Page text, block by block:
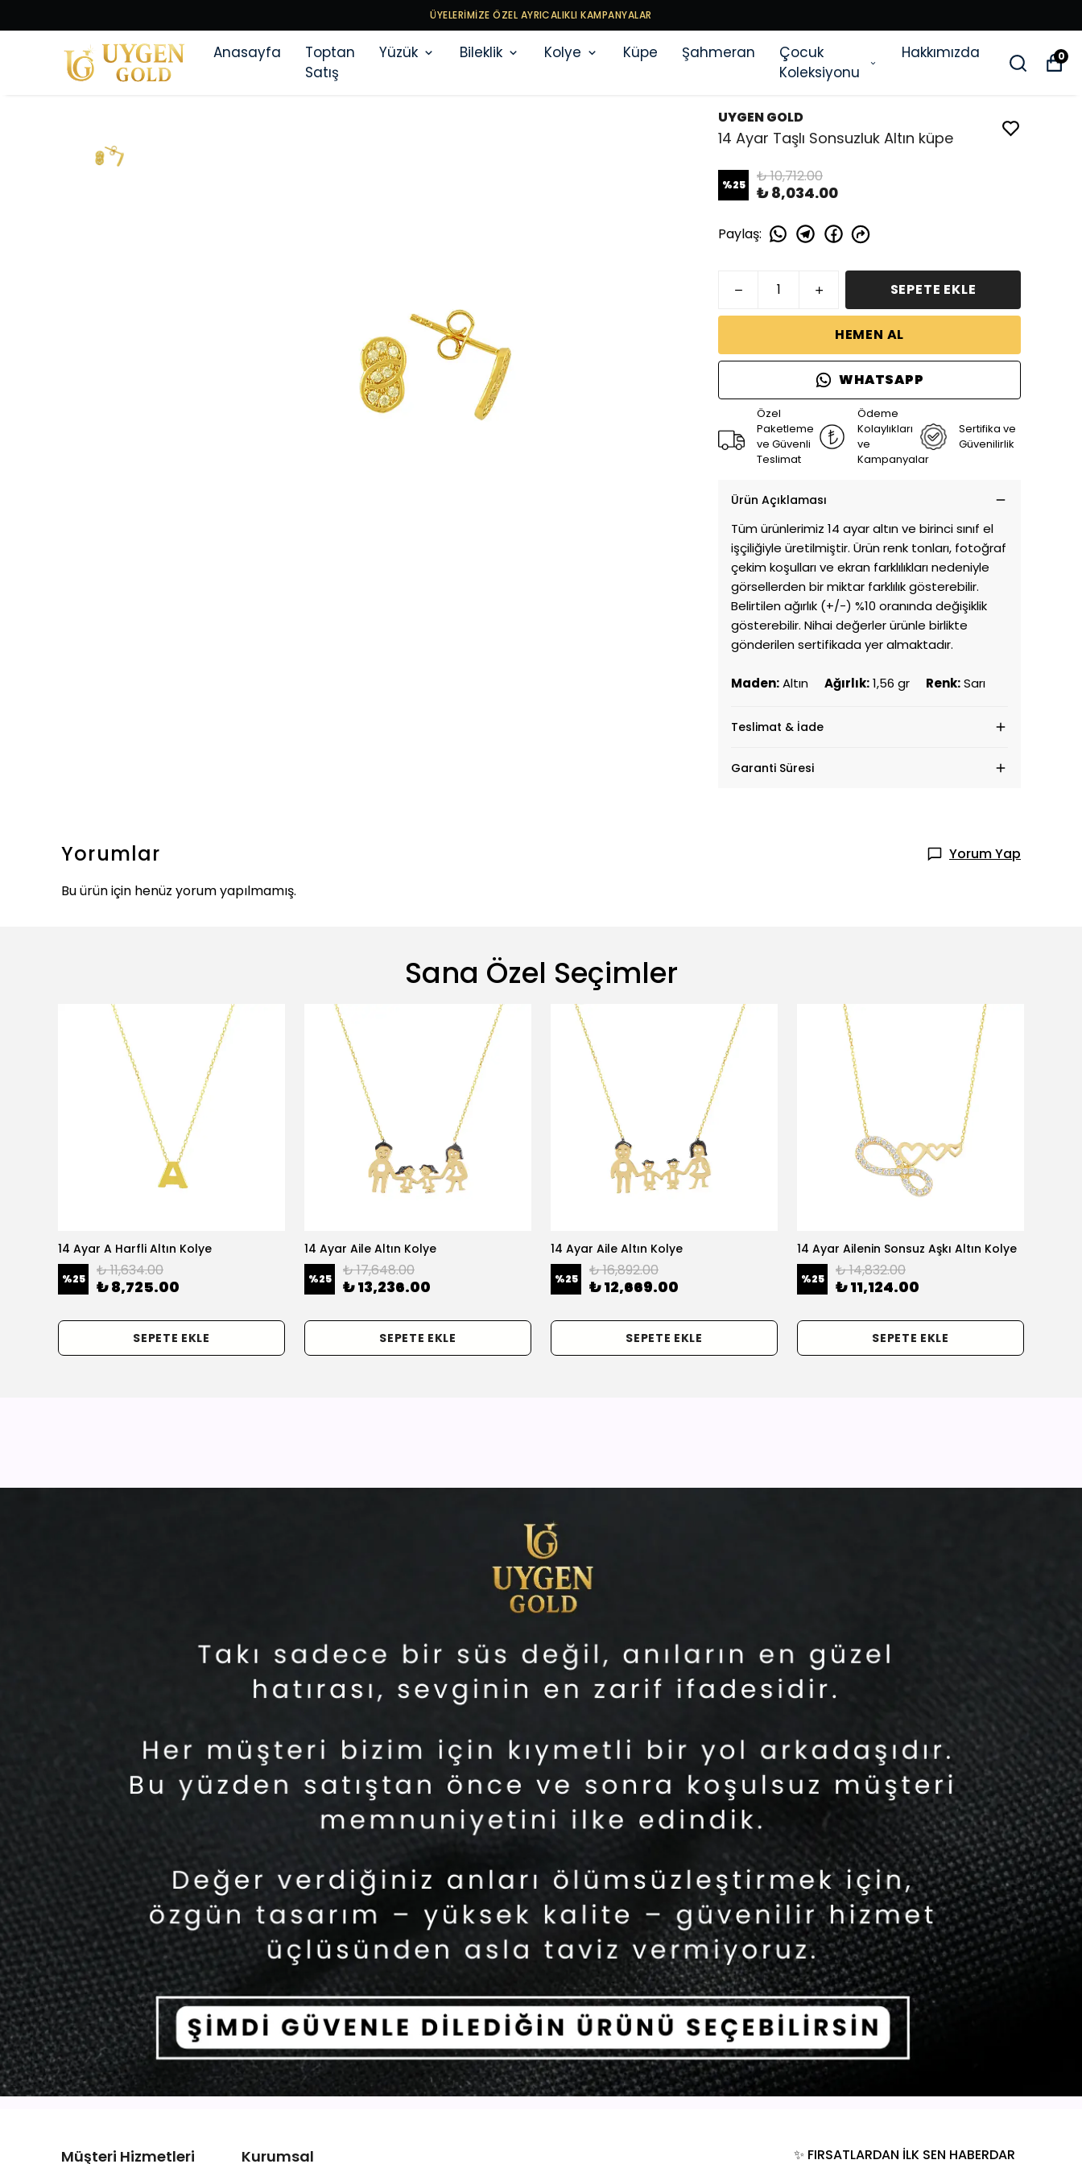
ÜYELERİMİZE ÖZEL AYRICALIKLI KAMPANYALAR
Anasayfa
Toptan
Satış
Yüzük Bileklik Kolye Küpe Şahmeran
Çocuk
Koleksiyonu
Hakkımızda 0
UYGEN GOLD
14 Ayar Taşlı Sonsuzluk Altın küpe
%25 ₺ 10,712.00
₺ 8,034.00
Paylaş:
SEPETE EKLE
HEMEN AL
WHATSAPP
Özel
Paketleme
ve Güvenli
Teslimat
Ödeme
Kolaylıkları
ve
Kampanyalar
Sertifika ve
Güvenilirlik
Ürün Açıklaması
Tüm ürünlerimiz 14 ayar altın ve birinci sınıf el
işçiliğiyle üretilmiştir. Ürün renk tonları, fotoğraf
çekim koşulları ve ekran farklılıkları nedeniyle
görsellerden bir miktar farklılık gösterebilir.
Belirtilen ağırlık (+/-) %10 oranında değişiklik
gösterebilir. Nihai değerler ürünle birlikte
gönderilen sertifikada yer almaktadır.
Maden:Altın Ağırlık:1,56 gr Renk:Sarı
Teslimat & İade
Garanti Süresi
Yorumlar
Yorum Yap
Bu ürün için henüz yorum yapılmamış.
Sana Özel Seçimler
14 Ayar A Harfli Altın Kolye
%25 ₺ 11,634.00
₺ 8,725.00
SEPETE EKLE
14 Ayar Aile Altın Kolye
%25 ₺ 17,648.00
₺ 13,236.00
SEPETE EKLE
14 Ayar Aile Altın Kolye
%25 ₺ 16,892.00
₺ 12,669.00
SEPETE EKLE
14 Ayar Ailenin Sonsuz Aşkı Altın Kolye
%25 ₺ 14,832.00
₺ 11,124.00
SEPETE EKLE
Müşteri Hizmetleri Kurumsal ✨ FIRSATLARDAN İLK SEN HABERDAR